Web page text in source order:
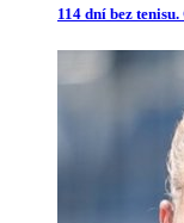
114 dní bez